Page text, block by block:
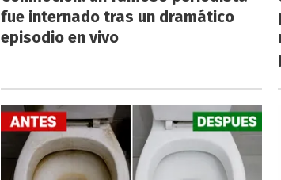
fue internado tras un dramático
episodio en vivo